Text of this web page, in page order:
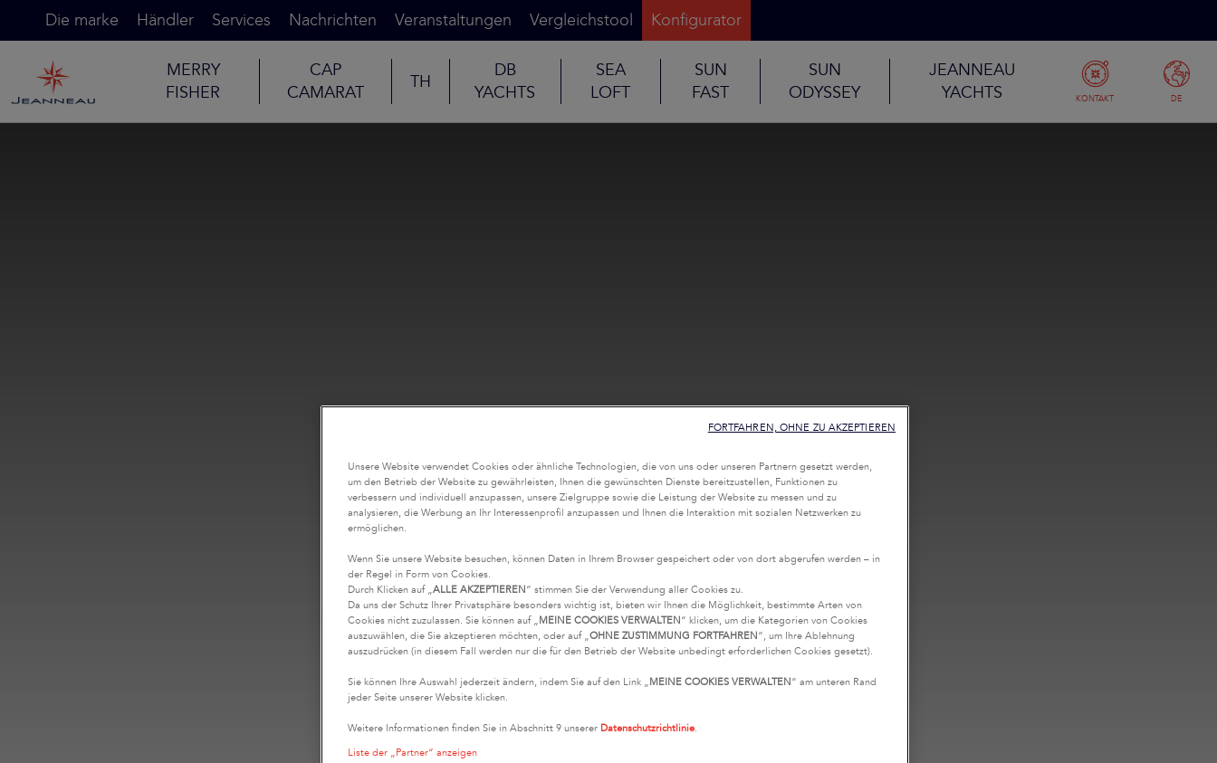
Die marke Händler Services Nachrichten Veranstaltungen Vergleichstool Konfigurator
MERRY
FISHER
CAP
CAMARAT
TH
DB
YACHTS
SEA
LOFT
SUN
FAST
SUN
ODYSSEY
JEANNEAU
YACHTS
KONTAKT DE
Unsere Website verwendet Cookies oder ähnliche Technologien, die von uns oder unseren Partnern gesetzt werden,
um den Betrieb der Website zu gewährleisten, Ihnen die gewünschten Dienste bereitzustellen, Funktionen zu
verbessern und individuell anzupassen, unsere Zielgruppe sowie die Leistung der Website zu messen und zu
analysieren, die Werbung an Ihr Interessenprofil anzupassen und Ihnen die Interaktion mit sozialen Netzwerken zu
ermöglichen.
Wenn Sie unsere Website besuchen, können Daten in Ihrem Browser gespeichert oder von dort abgerufen werden – in
der Regel in Form von Cookies.
Durch Klicken auf „ALLE AKZEPTIEREN“ stimmen Sie der Verwendung aller Cookies zu.
Da uns der Schutz Ihrer Privatsphäre besonders wichtig ist, bieten wir Ihnen die Möglichkeit, bestimmte Arten von
Cookies nicht zuzulassen. Sie können auf „MEINE COOKIES VERWALTEN“ klicken, um die Kategorien von Cookies
auszuwählen, die Sie akzeptieren möchten, oder auf „OHNE ZUSTIMMUNG FORTFAHREN“, um Ihre Ablehnung
auszudrücken (in diesem Fall werden nur die für den Betrieb der Website unbedingt erforderlichen Cookies gesetzt).
Sie können Ihre Auswahl jederzeit ändern, indem Sie auf den Link „MEINE COOKIES VERWALTEN“ am unteren Rand
jeder Seite unserer Website klicken.
Weitere Informationen finden Sie in Abschnitt 9 unserer Datenschutzrichtlinie.
Liste der „Partner“ anzeigen
FORTFAHREN, OHNE ZU AKZEPTIEREN